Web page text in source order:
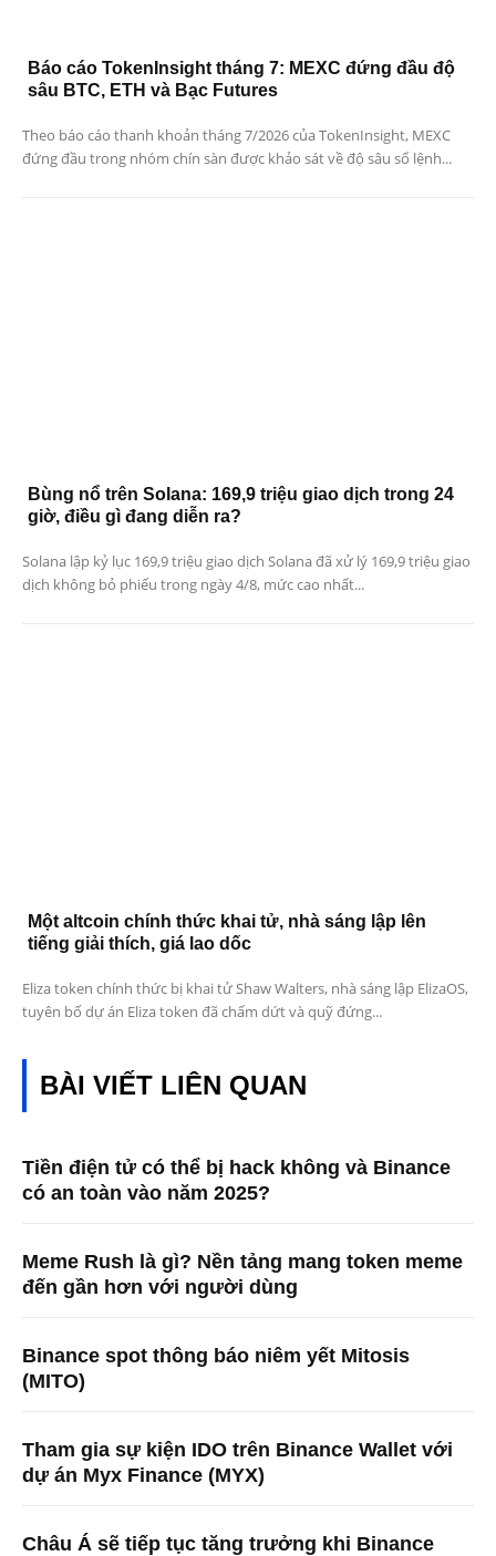
Báo cáo TokenInsight tháng 7: MEXC đứng đầu độ
sâu BTC, ETH và Bạc Futures
Theo báo cáo thanh khoản tháng 7/2026 của TokenInsight, MEXC
đứng đầu trong nhóm chín sàn được khảo sát về độ sâu sổ lệnh...
Bùng nổ trên Solana: 169,9 triệu giao dịch trong 24
giờ, điều gì đang diễn ra?
Solana lập kỷ lục 169,9 triệu giao dịch Solana đã xử lý 169,9 triệu giao
dịch không bỏ phiếu trong ngày 4/8, mức cao nhất...
Một altcoin chính thức khai tử, nhà sáng lập lên
tiếng giải thích, giá lao dốc
Eliza token chính thức bị khai tử Shaw Walters, nhà sáng lập ElizaOS,
tuyên bố dự án Eliza token đã chấm dứt và quỹ đứng...
BÀI VIẾT LIÊN QUAN
Tiền điện tử có thể bị hack không và Binance
có an toàn vào năm 2025?
Meme Rush là gì? Nền tảng mang token meme
đến gần hơn với người dùng
Binance spot thông báo niêm yết Mitosis
(MITO)
Tham gia sự kiện IDO trên Binance Wallet với
dự án Myx Finance (MYX)
Châu Á sẽ tiếp tục tăng trưởng khi Binance